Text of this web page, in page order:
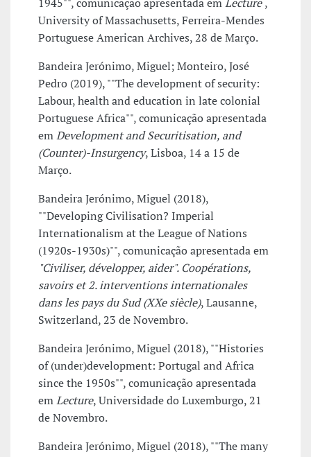
University of Massachusetts, Ferreira-Mendes
Portuguese American Archives, 28 de Março.
Bandeira Jerónimo, Miguel; Monteiro, José
Pedro (2019), ""The development of security:
Labour, health and education in late colonial
Portuguese Africa"", comunicação apresentada
emDevelopment and Securitisation, and
(Counter)-Insurgency, Lisboa, 14 a 15 de
Março.
Bandeira Jerónimo, Miguel (2018),
""Developing Civilisation? Imperial
Internationalism at the League of Nations
(1920s-1930s)"", comunicação apresentada em
"Civiliser, développer, aider". Coopérations,
savoirs et 2. interventions internationales
dans les pays du Sud (XXe siècle), Lausanne,
Switzerland, 23 de Novembro.
Bandeira Jerónimo, Miguel (2018), ""Histories
of (under)development: Portugal and Africa
since the 1950s"", comunicação apresentada
emLecture, Universidade do Luxemburgo, 21
de Novembro.
Bandeira Jerónimo, Miguel (2018), ""The many